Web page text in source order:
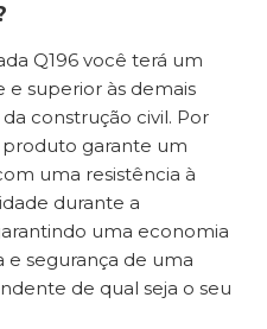
Q196 você terá um
superior às demais
construção civil. Por
produto garante um
uma resistência à
durante a
uma economia
e segurança de uma
de qual seja o seu